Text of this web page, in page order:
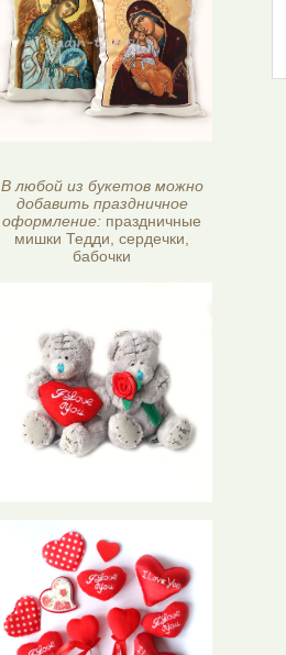
В любой из букетов можно
добавить праздничное
оформление: праздничные
мишки Тедди, сердечки,
бабочки